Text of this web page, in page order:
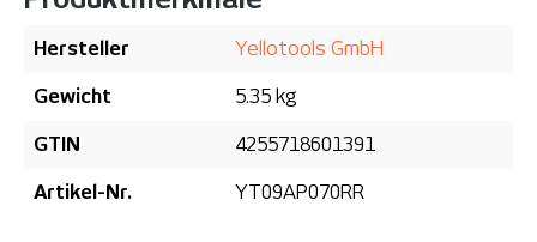
Hersteller Yellotools GmbH
Gewicht 5.35 kg
GTIN 4255718601391
Artikel-Nr. YT09AP070RR